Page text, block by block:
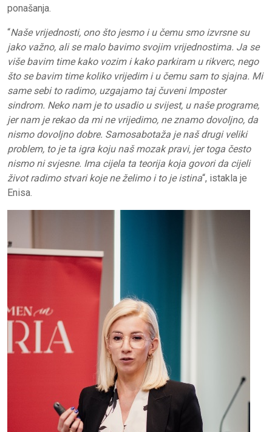
ponašanja.
“Naše vrijednosti, ono što jesmo i u čemu smo izvrsne su
jako važno, ali se malo bavimo svojim vrijednostima. Ja se
više bavim time kako vozim i kako parkiram u rikverc, nego
što se bavim time koliko vrijedim i u čemu sam to sjajna. Mi
same sebi to radimo, uzgajamo taj čuveni Imposter
sindrom. Neko nam je to usadio u svijest, u naše programe,
jer nam je rekao da mi ne vrijedimo, ne znamo dovoljno, da
nismo dovoljno dobre. Samosabotaža je naš drugi veliki
problem, to je ta igra koju naš mozak pravi, jer toga često
nismo ni svjesne. Ima cijela ta teorija koja govori da cijeli
život radimo stvari koje ne želimo i to je istina“, istakla je
Enisa.